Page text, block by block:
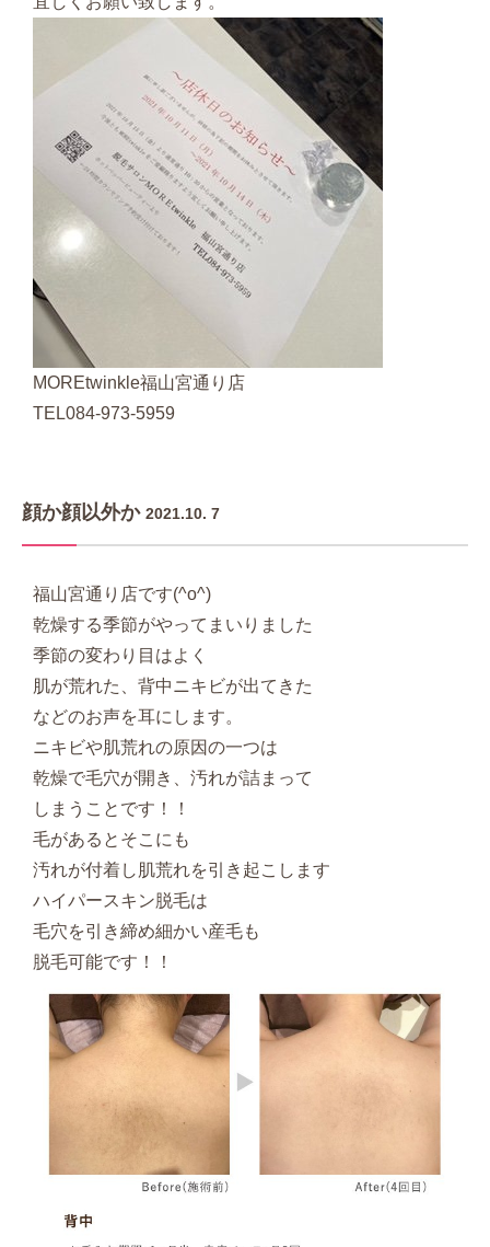
MOREtwinkle福山宮通り店
TEL084-973-5959
顔か顔以外か 2021.10. 7
福山宮通り店です(^o^)
乾燥する季節がやってまいりました
季節の変わり目はよく
肌が荒れた、背中ニキビが出てきた
などのお声を耳にします。
ニキビや肌荒れの原因の一つは
乾燥で毛穴が開き、汚れが詰まって
しまうことです！！
毛があるとそこにも
汚れが付着し肌荒れを引き起こします
ハイパースキン脱毛は
毛穴を引き締め細かい産毛も
脱毛可能です！！